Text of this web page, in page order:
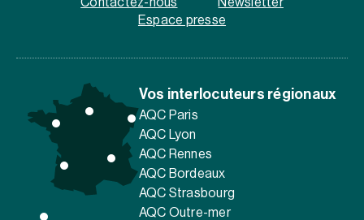
Espace presse
Vos interlocuteurs régionaux
AQC Paris
AQC Lyon
AQC Rennes
AQC Bordeaux
AQC Strasbourg
AQC Outre-mer